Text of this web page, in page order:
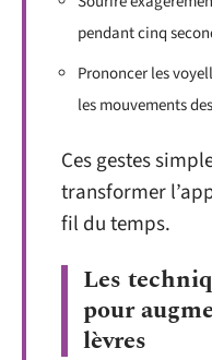
pendant cinq
Prononcer les
les mouvements
Ces gestes
transformer
fil du temps.
Les
pour
lèvres